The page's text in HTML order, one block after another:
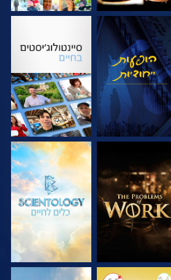
צפה בדוק את הסדרה
בדוק את הסדרה בדוק את הסדרה